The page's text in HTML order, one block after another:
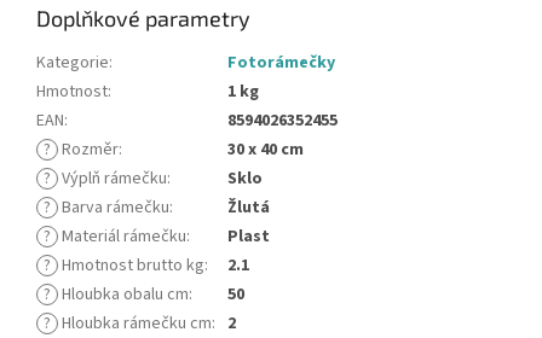
Doplňkové parametry
Kategorie:
Fotorámečky
Hmotnost:
1 kg
EAN:
8594026352455
? Rozměr:
30 x 40 cm
? Výplň rámečku:
Sklo
? Barva rámečku:
Žlutá
? Materiál rámečku:
Plast
? Hmotnost brutto kg:
2.1
? Hloubka obalu cm:
50
? Hloubka rámečku cm: 2